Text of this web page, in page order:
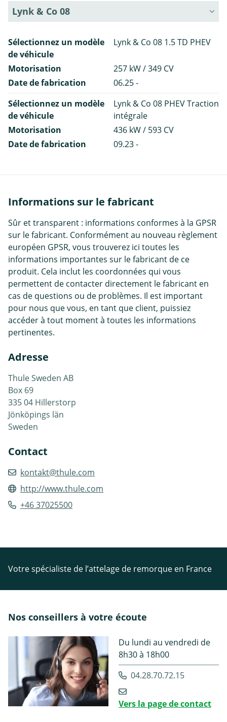
Lynk & Co 08
Sélectionnez un modèle
de véhicule
Lynk & Co 08 1.5 TD PHEV
Motorisation
257 kW / 349 CV
Date de fabrication
06.25 -
Sélectionnez un modèle
de véhicule
Lynk & Co 08 PHEV Traction
intégrale
Motorisation
436 kW / 593 CV
Date de fabrication
09.23 -
Informations sur le fabricant
Sûr et transparent : informations conformes à la GPSR
sur le fabricant. Conformément au nouveau règlement
européen GPSR, vous trouverez ici toutes les
informations importantes sur le fabricant de ce
produit. Cela inclut les coordonnées qui vous
permettent de contacter directement le fabricant en
cas de questions ou de problèmes. Il est important
pour nous que vous, en tant que client, puissiez
accéder à tout moment à toutes les informations
pertinentes.
Adresse
Thule Sweden AB
Box 69
335 04 Hillerstorp
Jönköpings län
Sweden
Contact
kontakt@thule.com
http://www.thule.com
+46 37025500
Votre spécialiste de l’attelage de remorque en France
Nos conseillers à votre écoute
Du lundi au vendredi de
8h30 à 18h00
04.28.70.72.15
Vers la page de contact